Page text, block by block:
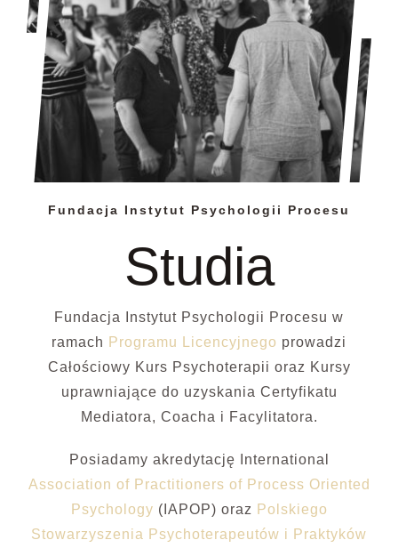
Fundacja Instytut Psychologii Procesu
Studia
Fundacja Instytut Psychologii Procesu w
ramach Programu Licencyjnego prowadzi
Całościowy Kurs Psychoterapii oraz Kursy
uprawniające do uzyskania Certyfikatu
Mediatora, Coacha i Facylitatora.
Posiadamy akredytację International
Association of Practitioners of Process Oriented
Psychology (IAPOP) oraz Polskiego
Stowarzyszenia Psychoterapeutów i Praktyków